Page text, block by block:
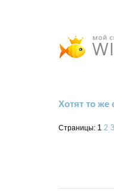
Хотят то же
Страницы: 1 2 3